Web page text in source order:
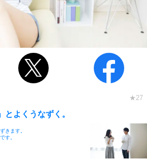
よくうなずく。
きます。
す。